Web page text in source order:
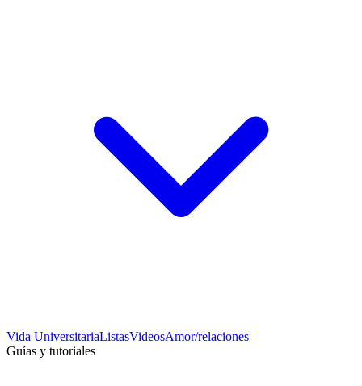
Vida UniversitariaListasVideosAmor/relaciones
Guías y tutoriales